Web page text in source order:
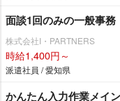
面談1回のみの一般事務
株式会社I・PARTNERS
時給1,400円～
派遣社員 / 愛知県
かんたん入力作業メイ